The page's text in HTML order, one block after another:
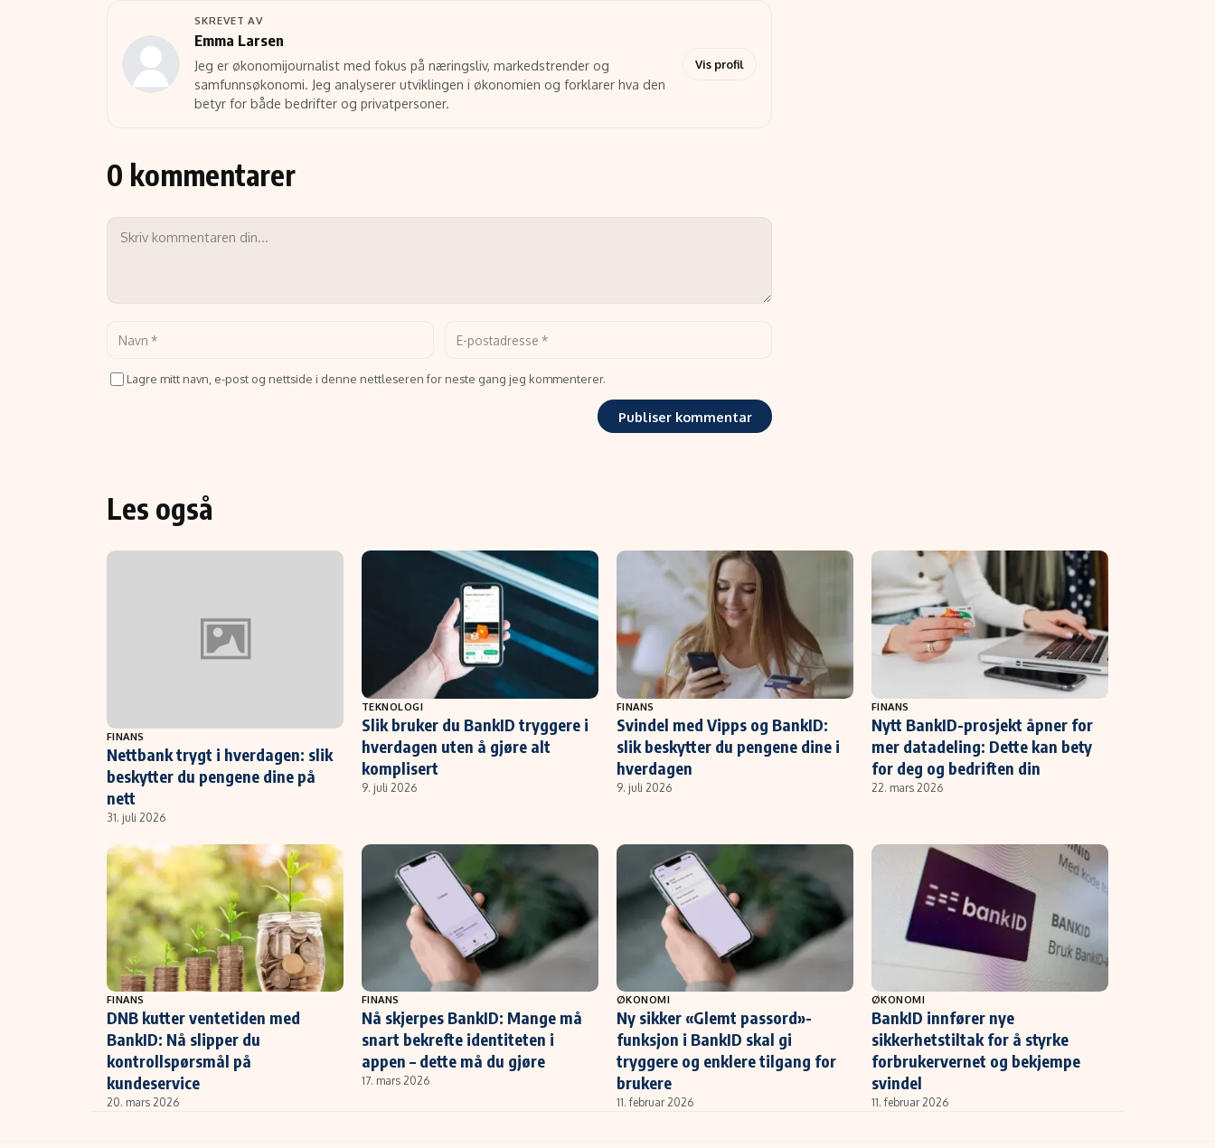
SKREVET AV
Emma Larsen
Jeg er økonomijournalist med fokus på næringsliv, markedstrender og
samfunnsøkonomi. Jeg analyserer utviklingen i økonomien og forklarer hva den
betyr for både bedrifter og privatpersoner.
Vis profil
0 kommentarer
Lagre mitt navn, e-post og nettside i denne nettleseren for neste gang jeg kommenterer.
Les også
FINANS
Nettbank trygt i hverdagen: slik
beskytter du pengene dine på
nett
31. juli 2026
TEKNOLOGI
Slik bruker du BankID tryggere i
hverdagen uten å gjøre alt
komplisert
9. juli 2026
FINANS
Svindel med Vipps og BankID:
slik beskytter du pengene dine i
hverdagen
9. juli 2026
FINANS
Nytt BankID-prosjekt åpner for
mer datadeling: Dette kan bety
for deg og bedriften din
22. mars 2026
FINANS
DNB kutter ventetiden med
BankID: Nå slipper du
kontrollspørsmål på
kundeservice
20. mars 2026
FINANS
Nå skjerpes BankID: Mange må
snart bekrefte identiteten i
appen – dette må du gjøre
17. mars 2026
ØKONOMI
Ny sikker «Glemt passord»-
funksjon i BankID skal gi
tryggere og enklere tilgang for
brukere
11. februar 2026
ØKONOMI
BankID innfører nye
sikkerhetstiltak for å styrke
forbrukervernet og bekjempe
svindel
11. februar 2026